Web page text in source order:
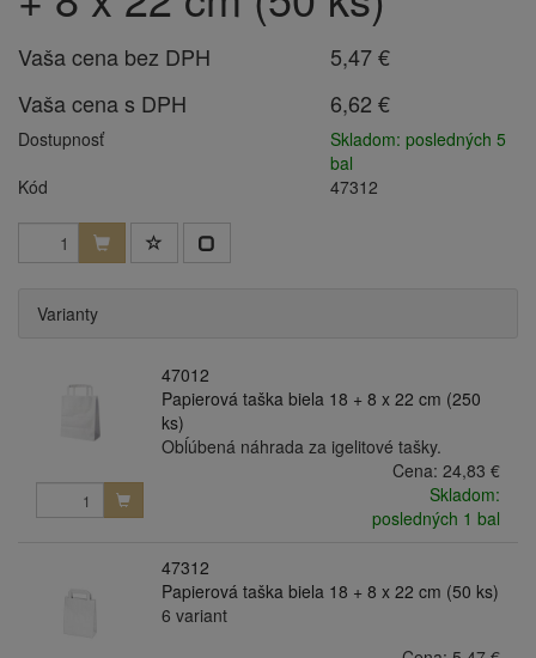
Vaša cena bez DPH
5,47 €
Vaša cena s DPH
6,62 €
Dostupnosť
Skladom: posledných 5
bal
Kód
47312
Varianty
47012
Papierová taška biela 18 + 8 x 22 cm (250
ks)
Obĺúbená náhrada za igelitové tašky.
Cena: 24,83 €
Skladom:
posledných 1 bal
47312
Papierová taška biela 18 + 8 x 22 cm (50 ks)
6 variant